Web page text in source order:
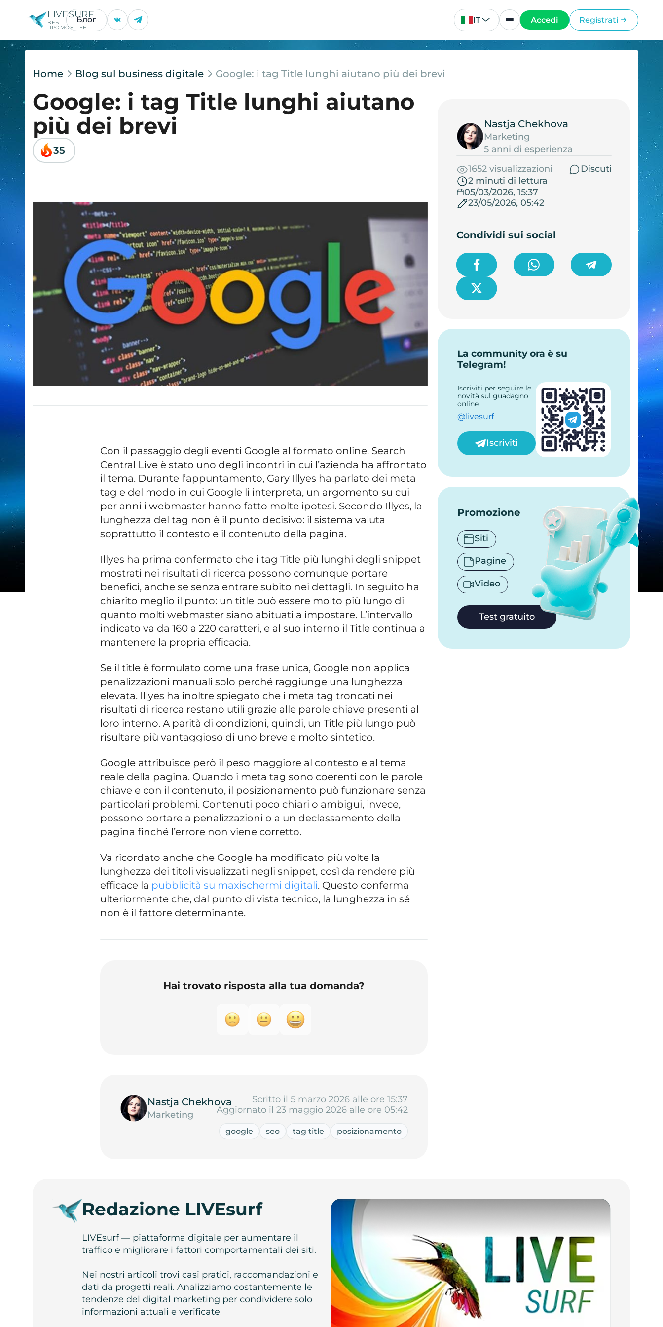
LIVESURF
ВЕБ
ПРОМОУШЕН
Блог IT Accedi Registrati
Home Blog sul business digitale Google: i tag Title lunghi aiutano più dei brevi
Google: i tag Title lunghi aiutano
più dei brevi
35
Con il passaggio degli eventi Google al formato online, Search
Central Live è stato uno degli incontri in cui l’azienda ha affrontato
il tema. Durante l’appuntamento, Gary Illyes ha parlato dei meta
tag e del modo in cui Google li interpreta, un argomento su cui
per anni i webmaster hanno fatto molte ipotesi. Secondo Illyes, la
lunghezza del tag non è il punto decisivo: il sistema valuta
soprattutto il contesto e il contenuto della pagina.
Illyes ha prima confermato che i tag Title più lunghi degli snippet
mostrati nei risultati di ricerca possono comunque portare
benefici, anche se senza entrare subito nei dettagli. In seguito ha
chiarito meglio il punto: un title può essere molto più lungo di
quanto molti webmaster siano abituati a impostare. L’intervallo
indicato va da 160 a 220 caratteri, e al suo interno il Title continua a
mantenere la propria efficacia.
Se il title è formulato come una frase unica, Google non applica
penalizzazioni manuali solo perché raggiunge una lunghezza
elevata. Illyes ha inoltre spiegato che i meta tag troncati nei
risultati di ricerca restano utili grazie alle parole chiave presenti al
loro interno. A parità di condizioni, quindi, un Title più lungo può
risultare più vantaggioso di uno breve e molto sintetico.
Google attribuisce però il peso maggiore al contesto e al tema
reale della pagina. Quando i meta tag sono coerenti con le parole
chiave e con il contenuto, il posizionamento può funzionare senza
particolari problemi. Contenuti poco chiari o ambigui, invece,
possono portare a penalizzazioni o a un declassamento della
pagina finché l’errore non viene corretto.
Va ricordato anche che Google ha modificato più volte la
lunghezza dei titoli visualizzati negli snippet, così da rendere più
efficace la pubblicità su maxischermi digitali. Questo conferma
ulteriormente che, dal punto di vista tecnico, la lunghezza in sé
non è il fattore determinante.
Hai trovato risposta alla tua domanda?
Nastja Chekhova
Marketing
Scritto il 5 marzo 2026 alle ore 15:37
Aggiornato il 23 maggio 2026 alle ore 05:42
google seo tag title posizionamento
Nastja Chekhova
Marketing
5 anni di esperienza
1652 visualizzazioni
Discuti
2 minuti di lettura
05/03/2026, 15:37
23/05/2026, 05:42
Condividi sui social
La community ora è su
Telegram!
Iscriviti per seguire le
novità sul guadagno
online
@livesurf
Iscriviti
Promozione
Siti
Pagine
Video
Test gratuito
Redazione LIVEsurf
LIVEsurf — piattaforma digitale per aumentare il
traffico e migliorare i fattori comportamentali dei siti.
Nei nostri articoli trovi casi pratici, raccomandazioni e
dati da progetti reali. Analizziamo costantemente le
tendenze del digital marketing per condividere solo
informazioni attuali e verificate.